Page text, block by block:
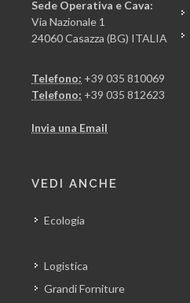
Sede Operativa e Cava:
Via Nazionale 1
24060 Casazza (BG) ITALIA
Telefono: +39 035 810069
Telefono: +39 035 812623
Invia una Email
VEDI ANCHE
Ecologia
Logistica
Grandi Forniture